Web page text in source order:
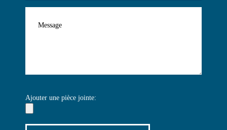
Ajouter une pièce jointe: